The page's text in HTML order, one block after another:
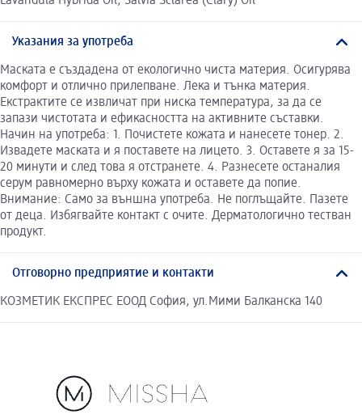
Указания за употреба
Маската е създадена от екологично чиста материя. Осигурява
комфорт и отлично прилепване. Лека и тънка материя.
Екстрактите се извличат при ниска температура, за да се
запази чистотата и ефикасността на активните съставки.
Начин на употреба: 1. Почистете кожата и нанесете тонер. 2.
Извадете маската и я поставете на лицето. 3. Оставете я за 15-
20 минути и след това я отстранете. 4. Разнесете останалия
серум равномерно върху кожата и оставете да попие.
Внимание: Само за външна употреба. Не поглъщайте. Пазете
от деца. Избягвайте контакт с очите. Дерматологично тестван
продукт.
Отговорно предприятие и контакти
КОЗМЕТИК ЕКСПРЕС ЕООД София, ул.Мими Балканска 140